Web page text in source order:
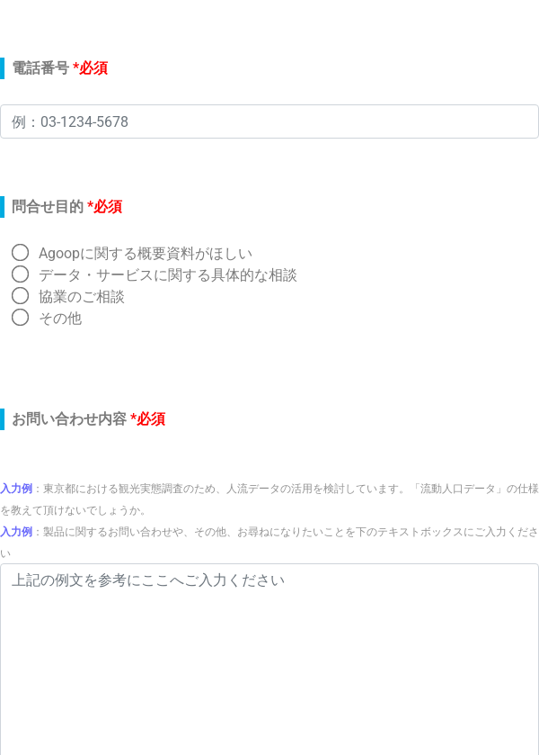
電話番号 *必須
問合せ目的 *必須
Agoopに関する概要資料がほしい
データ・サービスに関する具体的な相談
協業のご相談
その他
お問い合わせ内容 *必須
入力例 ：東京都における観光実態調査のため、人流データの活用を検討しています。「流動人口データ」の仕様
を教えて頂けないでしょうか。
入力例 ：製品に関するお問い合わせや、その他、お尋ねになりたいことを下のテキストボックスにご入力くださ
い